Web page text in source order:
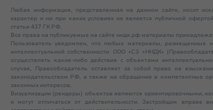
Любая информация, представленная на данном сайте, носит
характер и ни при каких условиях не является публичной
статьи 437 ГК РФ.
Все права на публикуемые на сайте нндк.рф материалы
Пользователь уведомлен, что любые материалы, размещенные
интеллектуальной собственности ООО «СЗ «ННДК»
осуществлять какие-либо действия с объектами
случае, Правообладатель оставляет за собой право на
законодательством РФ, а также на обращение в компетентные
законных интересов.
Визуализации (рендеры) объектов являются ориентировочными,
и могут отличаться от действительности. Застройщик вправе